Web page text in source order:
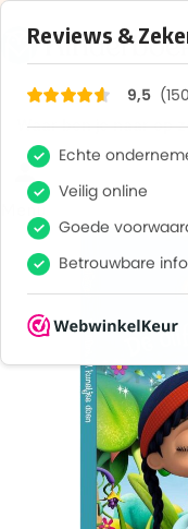
Menu
Op de hoogte
Meld je aan voor
kortingop je eerste
Wat is je voornaam?
Wat is je e-
Aanmelden
We gebruiken je
in